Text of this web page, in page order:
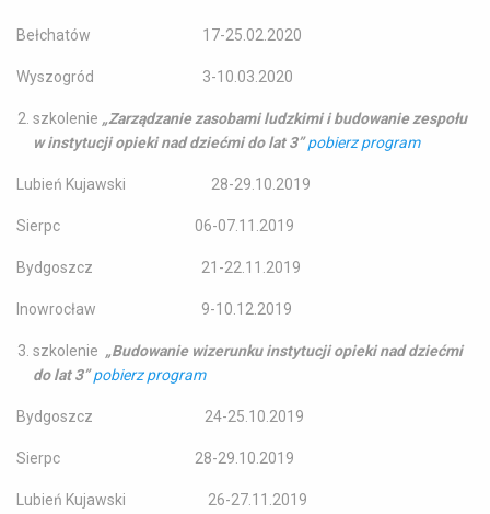
Bełchatów 17-25.02.2020
Wyszogród 3-10.03.2020
szkolenie „Zarządzanie zasobami ludzkimi i budowanie zespołu
w instytucji opieki nad dziećmi do lat 3”pobierz program
Lubień Kujawski 28-29.10.2019
Sierpc 06-07.11.2019
Bydgoszcz 21-22.11.2019
Inowrocław 9-10.12.2019
szkolenie „Budowanie wizerunku instytucji opieki nad dziećmi
do lat 3”pobierz program
Bydgoszcz 24-25.10.2019
Sierpc 28-29.10.2019
Lubień Kujawski 26-27.11.2019